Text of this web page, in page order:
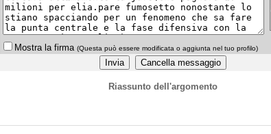
Mostra la firma (Questa può essere modificata o aggiunta nel tuo profilo)
Riassunto dell'argomento